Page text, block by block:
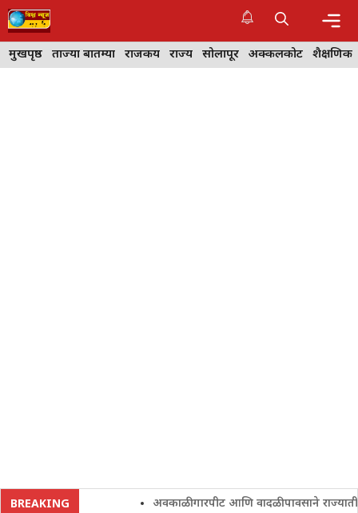
Skip
to
content
मुखपृष्ठ ताज्या बातम्या राजकीय राज्य सोलापूर अक्कलकोट शैक्षणिक
BREAKING अवकाळी गारपीट आणि वादळी पावसाने राज्यातील